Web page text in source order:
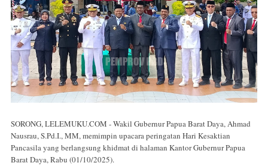
SORONG, LELEMUKU.COM - Wakil Gubernur Papua Barat Daya, Ahmad
Nausrau, S.Pd.I., MM, memimpin upacara peringatan Hari Kesaktian
Pancasila yang berlangsung khidmat di halaman Kantor Gubernur Papua
Barat Daya, Rabu (01/10/2025).